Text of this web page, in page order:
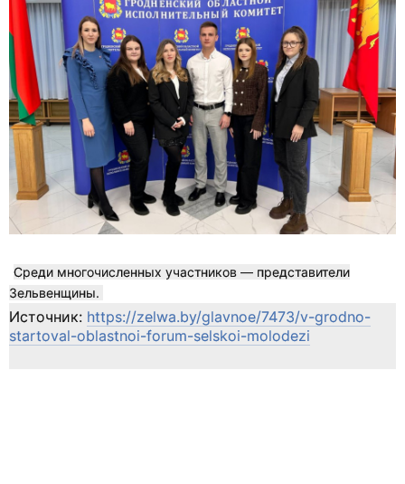
Среди многочисленных участников — представители
Зельвенщины.
Источник: https://zelwa.by/glavnoe/7473/v-grodno-
startoval-oblastnoi-forum-selskoi-molodezi